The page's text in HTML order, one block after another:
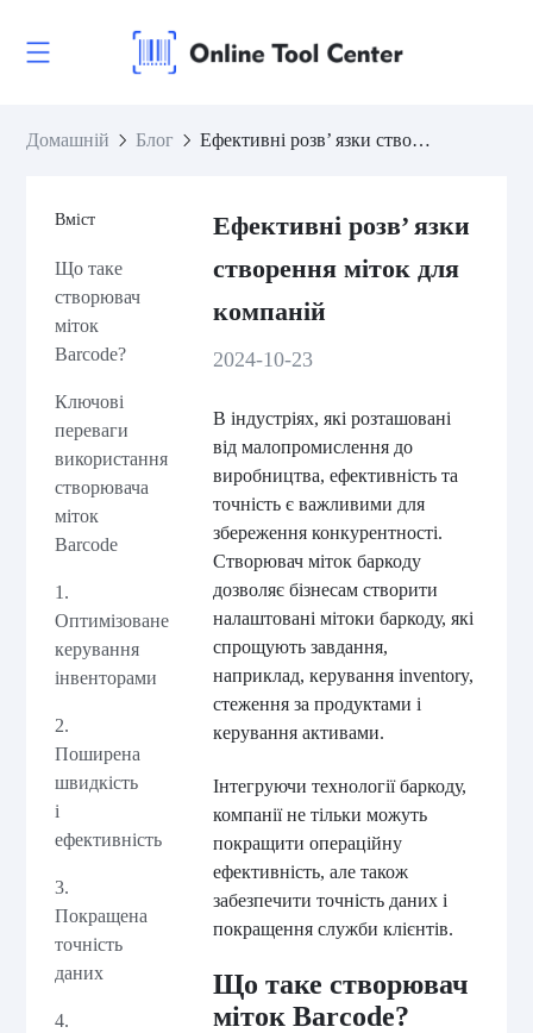
Домашній Блог Ефективні розв’ язки створення міток для компаній
Вміст
Що таке
створювач
міток
Barcode?
Ключові
переваги
використання
створювача
міток
Barcode
1.
Оптимізоване
керування
інвенторами
2.
Поширена
швидкість
і
ефективність
3.
Покращена
точність
даних
4.
Ефективні розв’ язки
створення міток для
компаній
2024-10-23
В індустріях, які розташовані
від малопромислення до
виробництва, ефективність та
точність є важливими для
збереження конкурентності.
Створювач міток баркоду
дозволяє бізнесам створити
налаштовані мітоки баркоду, які
спрощують завдання,
наприклад, керування inventory,
стеження за продуктами і
керування активами.
Інтегруючи технології баркоду,
компанії не тільки можуть
покращити операційну
ефективність, але також
забезпечити точність даних і
покращення служби клієнтів.
Що таке створювач
міток Barcode?